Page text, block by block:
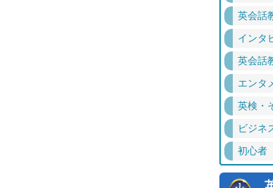
英会話
インタ
英会話
エンタ
英検・
ビジネ
初心者